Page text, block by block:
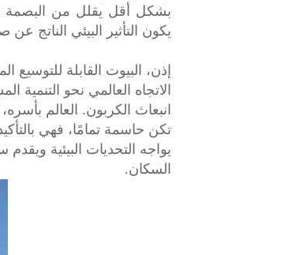
بشكل أقل يقلل من البصمة
يكون التأثير البيئي الناتج عن
إذن، البيوت القابلة
الاتجاه العالمي نحو التنمية
انبعاث الكربون. العالم
تكن حاسمة تمامًا، فهي
يواجه التحديات البيئية
السكان.